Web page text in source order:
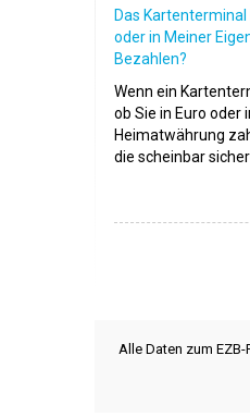
Das Kartenterminal
oder in Meiner
Bezahlen?
Wenn ein
ob Sie in Euro oder
Heimatwährung
die scheinbar
Alle Daten zum